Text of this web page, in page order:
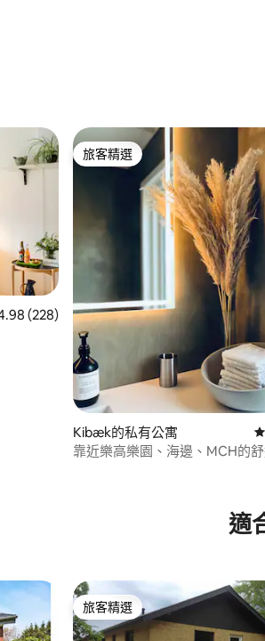
228 則評價中獲得 4.98 的平均評分（滿分 5
(228)
旅客精選
旅客精選
Kibæk的私有公寓
靠近樂高樂園、海邊、MCH的舒
適
旅客精選
旅客精選